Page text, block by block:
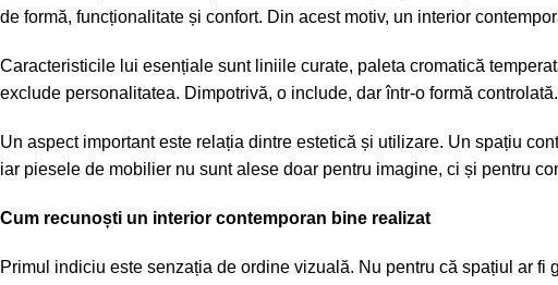
de formă, funcționalitate și confort. Din acest motiv, un interior
Caracteristicile lui esențiale sunt liniile curate, paleta cromatică
exclude personalitatea. Dimpotrivă, o include, dar într-o formă
Un aspect important este relația dintre estetică și utilizare. Un spațiu
iar piesele de mobilier nu sunt alese doar pentru imagine, ci și pentru
Cum recunoști un interior contemporan bine realizat
Primul indiciu este senzația de ordine vizuală. Nu pentru că spațiul ar